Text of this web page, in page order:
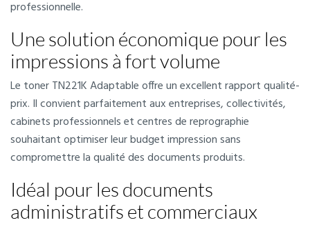
professionnelle.
Une solution économique pour les
impressions à fort volume
Le toner TN221K Adaptable offre un excellent rapport qualité-
prix. Il convient parfaitement aux entreprises, collectivités,
cabinets professionnels et centres de reprographie
souhaitant optimiser leur budget impression sans
compromettre la qualité des documents produits.
Idéal pour les documents
administratifs et commerciaux